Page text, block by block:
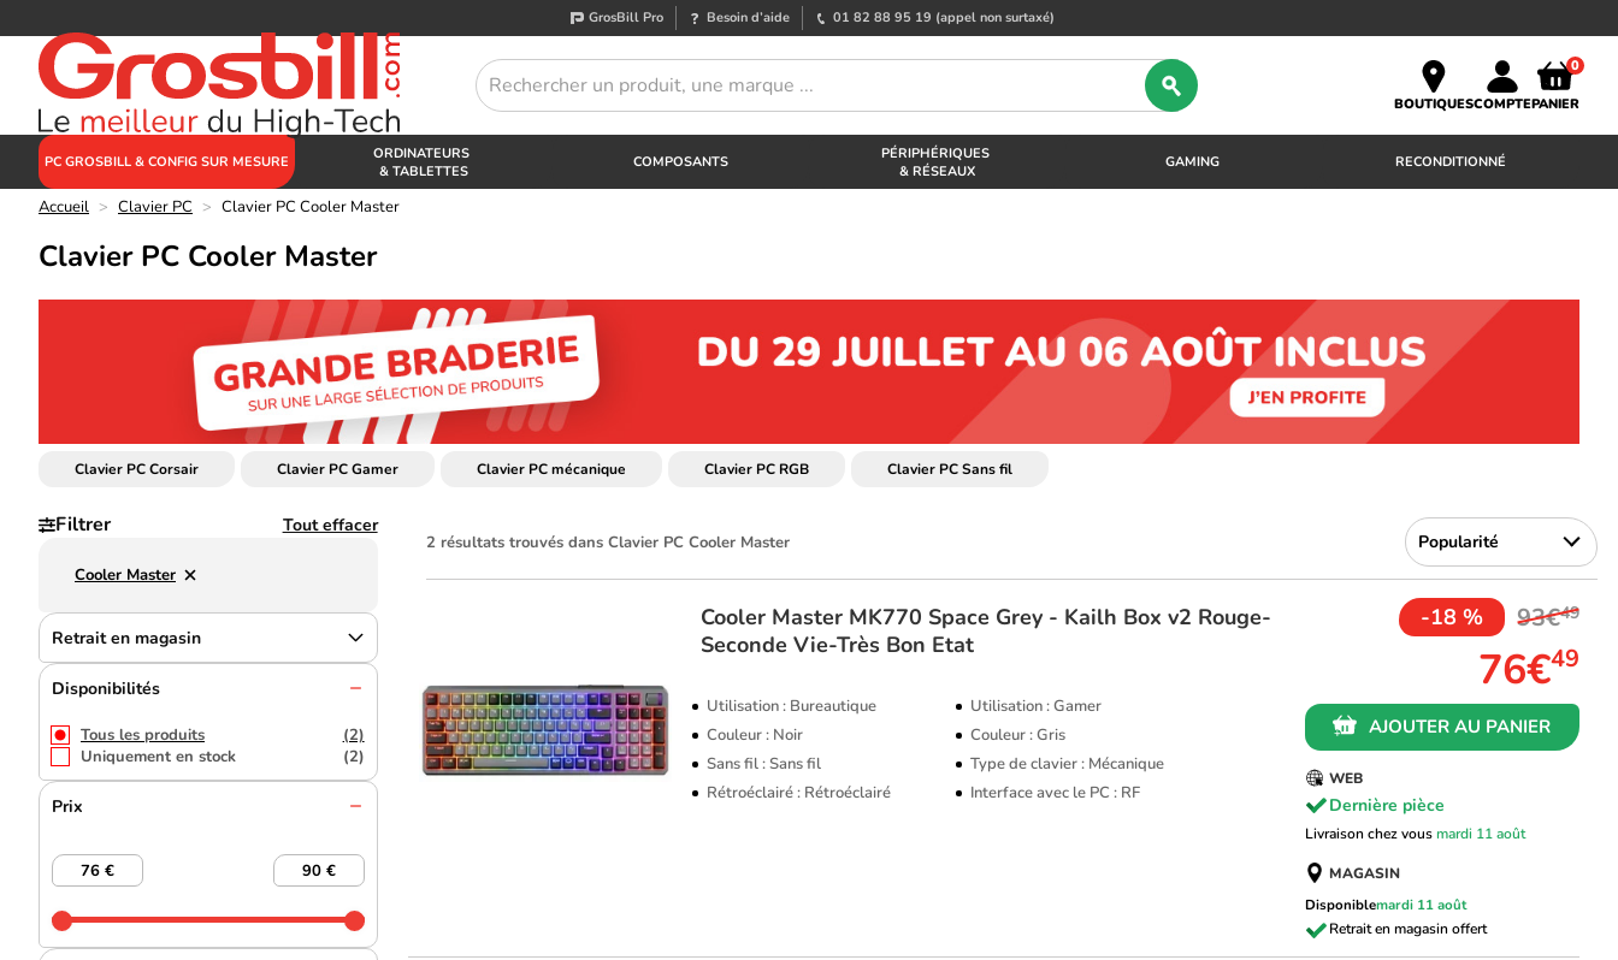
GrosBill Pro Besoin d’aide 01 82 88 95 19 (appel non surtaxé)
BOUTIQUESCOMPTE
0
PANIER
PC GROSBILL & CONFIG SUR MESURE
ORDINATEURS
& TABLETTES
COMPOSANTS
PÉRIPHÉRIQUES
& RÉSEAUX
GAMING RECONDITIONNÉ
Accueil > Clavier PC > Clavier PC Cooler Master
Clavier PC Cooler Master
Clavier PC Corsair Clavier PC Gamer Clavier PC mécanique Clavier PC RGB Clavier PC Sans fil
Filtrer Tout effacer
Cooler Master
Retrait en magasin
Disponibilités
Tous les produits
(2)
Uniquement en stock
(2)
Prix
2 résultats trouvés dans Clavier PC Cooler Master
Cooler Master MK770 Space Grey - Kailh Box v2 Rouge-
Seconde Vie-Très Bon Etat
Utilisation : Bureautique
Utilisation : Gamer
Couleur : Noir
Couleur : Gris
Sans fil : Sans fil
Type de clavier : Mécanique
Rétroéclairé : Rétroéclairé
Interface avec le PC : RF
-18 % 93€49
76€49
AJOUTER AU PANIER
WEB
Dernière pièce
Livraison chez vousmardi 11 août
MAGASIN
Disponiblemardi 11 août